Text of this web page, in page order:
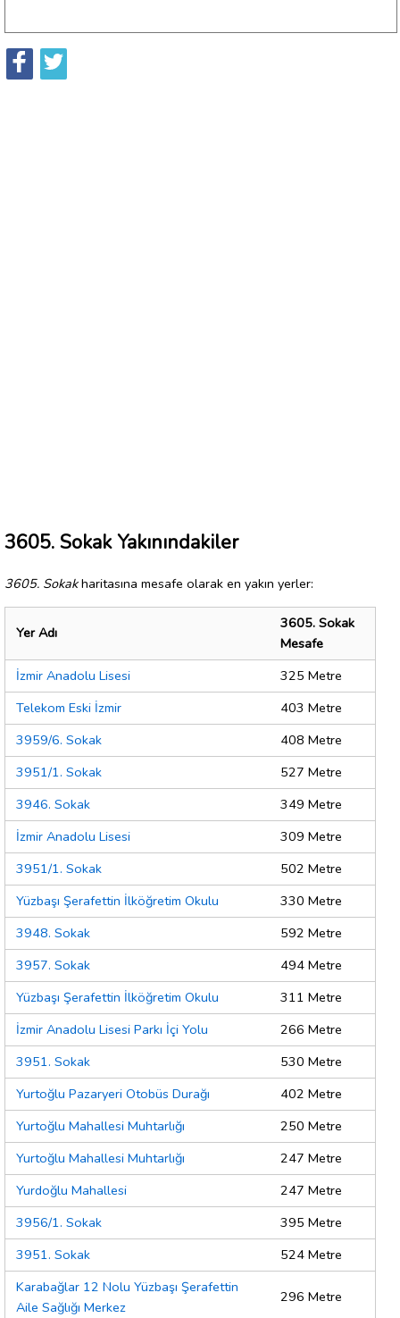
3605. Sokak Yakınındakiler
3605. Sokakharitasına mesafe olarak en yakın yerler:
Yer Adı
3605. Sokak
Mesafe
İzmir Anadolu Lisesi
325 Metre
Telekom Eski İzmir
403 Metre
3959/6. Sokak
408 Metre
3951/1. Sokak
527 Metre
3946. Sokak
349 Metre
İzmir Anadolu Lisesi
309 Metre
3951/1. Sokak
502 Metre
Yüzbaşı Şerafettin İlköğretim Okulu
330 Metre
3948. Sokak
592 Metre
3957. Sokak
494 Metre
Yüzbaşı Şerafettin İlköğretim Okulu
311 Metre
İzmir Anadolu Lisesi Parkı İçi Yolu
266 Metre
3951. Sokak
530 Metre
Yurtoğlu Pazaryeri Otobüs Durağı
402 Metre
Yurtoğlu Mahallesi Muhtarlığı
250 Metre
Yurtoğlu Mahallesi Muhtarlığı
247 Metre
Yurdoğlu Mahallesi
247 Metre
3956/1. Sokak
395 Metre
3951. Sokak
524 Metre
Karabağlar 12 Nolu Yüzbaşı Şerafettin
Aile Sağlığı Merkez
296 Metre